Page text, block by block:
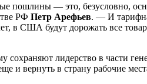
пошлины — это, безусловно,
РФ Петр Арефьев. — И
в США будут дорожать все
лидерство в части
и вернуть в страну рабочие